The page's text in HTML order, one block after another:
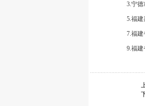
3.宁
5.福
7.福
9.福